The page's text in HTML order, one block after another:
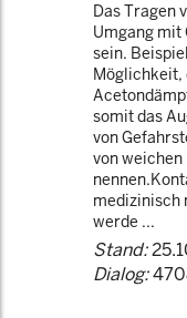
Das Tragen
Umgang
sein.
Möglichkeit,
somit das
von
von
medizinisch
werde ...
Stand:
Dialog: